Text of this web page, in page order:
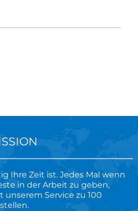
Ihre Zeit ist. Jedes Mal wenn
in der Arbeit zu geben,
unserem Service zu 100